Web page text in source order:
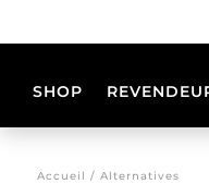
SHOP
CASQUES
Accueil / Alternatives